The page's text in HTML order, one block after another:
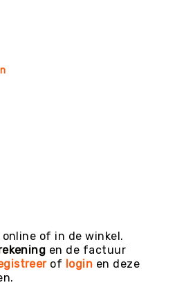
of in de winkel.
en de factuur
of login en deze